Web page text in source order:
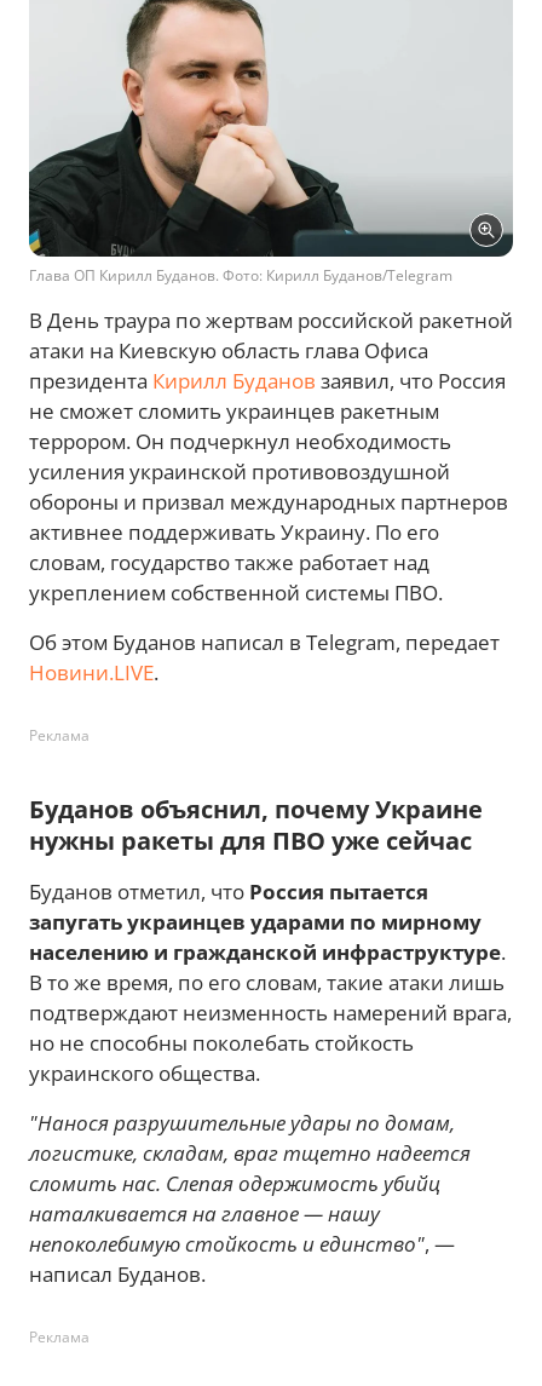
Глава ОП Кирилл Буданов. Фото: Кирилл Буданов/Telegram
В День траура по жертвам российской ракетной
атаки на Киевскую область глава Офиса
президента Кирилл Буданов заявил, что Россия
не сможет сломить украинцев ракетным
террором. Он подчеркнул необходимость
усиления украинской противовоздушной
обороны и призвал международных партнеров
активнее поддерживать Украину. По его
словам, государство также работает над
укреплением собственной системы ПВО.
Об этом Буданов написал в Telegram, передает
Новини.LIVE.
Реклама
Буданов объяснил, почему Украине
нужны ракеты для ПВО уже сейчас
Буданов отметил, что Россия пытается
запугать украинцев ударами по мирному
населению и гражданской инфраструктуре.
В то же время, по его словам, такие атаки лишь
подтверждают неизменность намерений врага,
но не способны поколебать стойкость
украинского общества.
"Нанося разрушительные удары по домам,
логистике, складам, враг тщетно надеется
сломить нас. Слепая одержимость убийц
наталкивается на главное — нашу
непоколебимую стойкость и единство", —
написал Буданов.
Реклама